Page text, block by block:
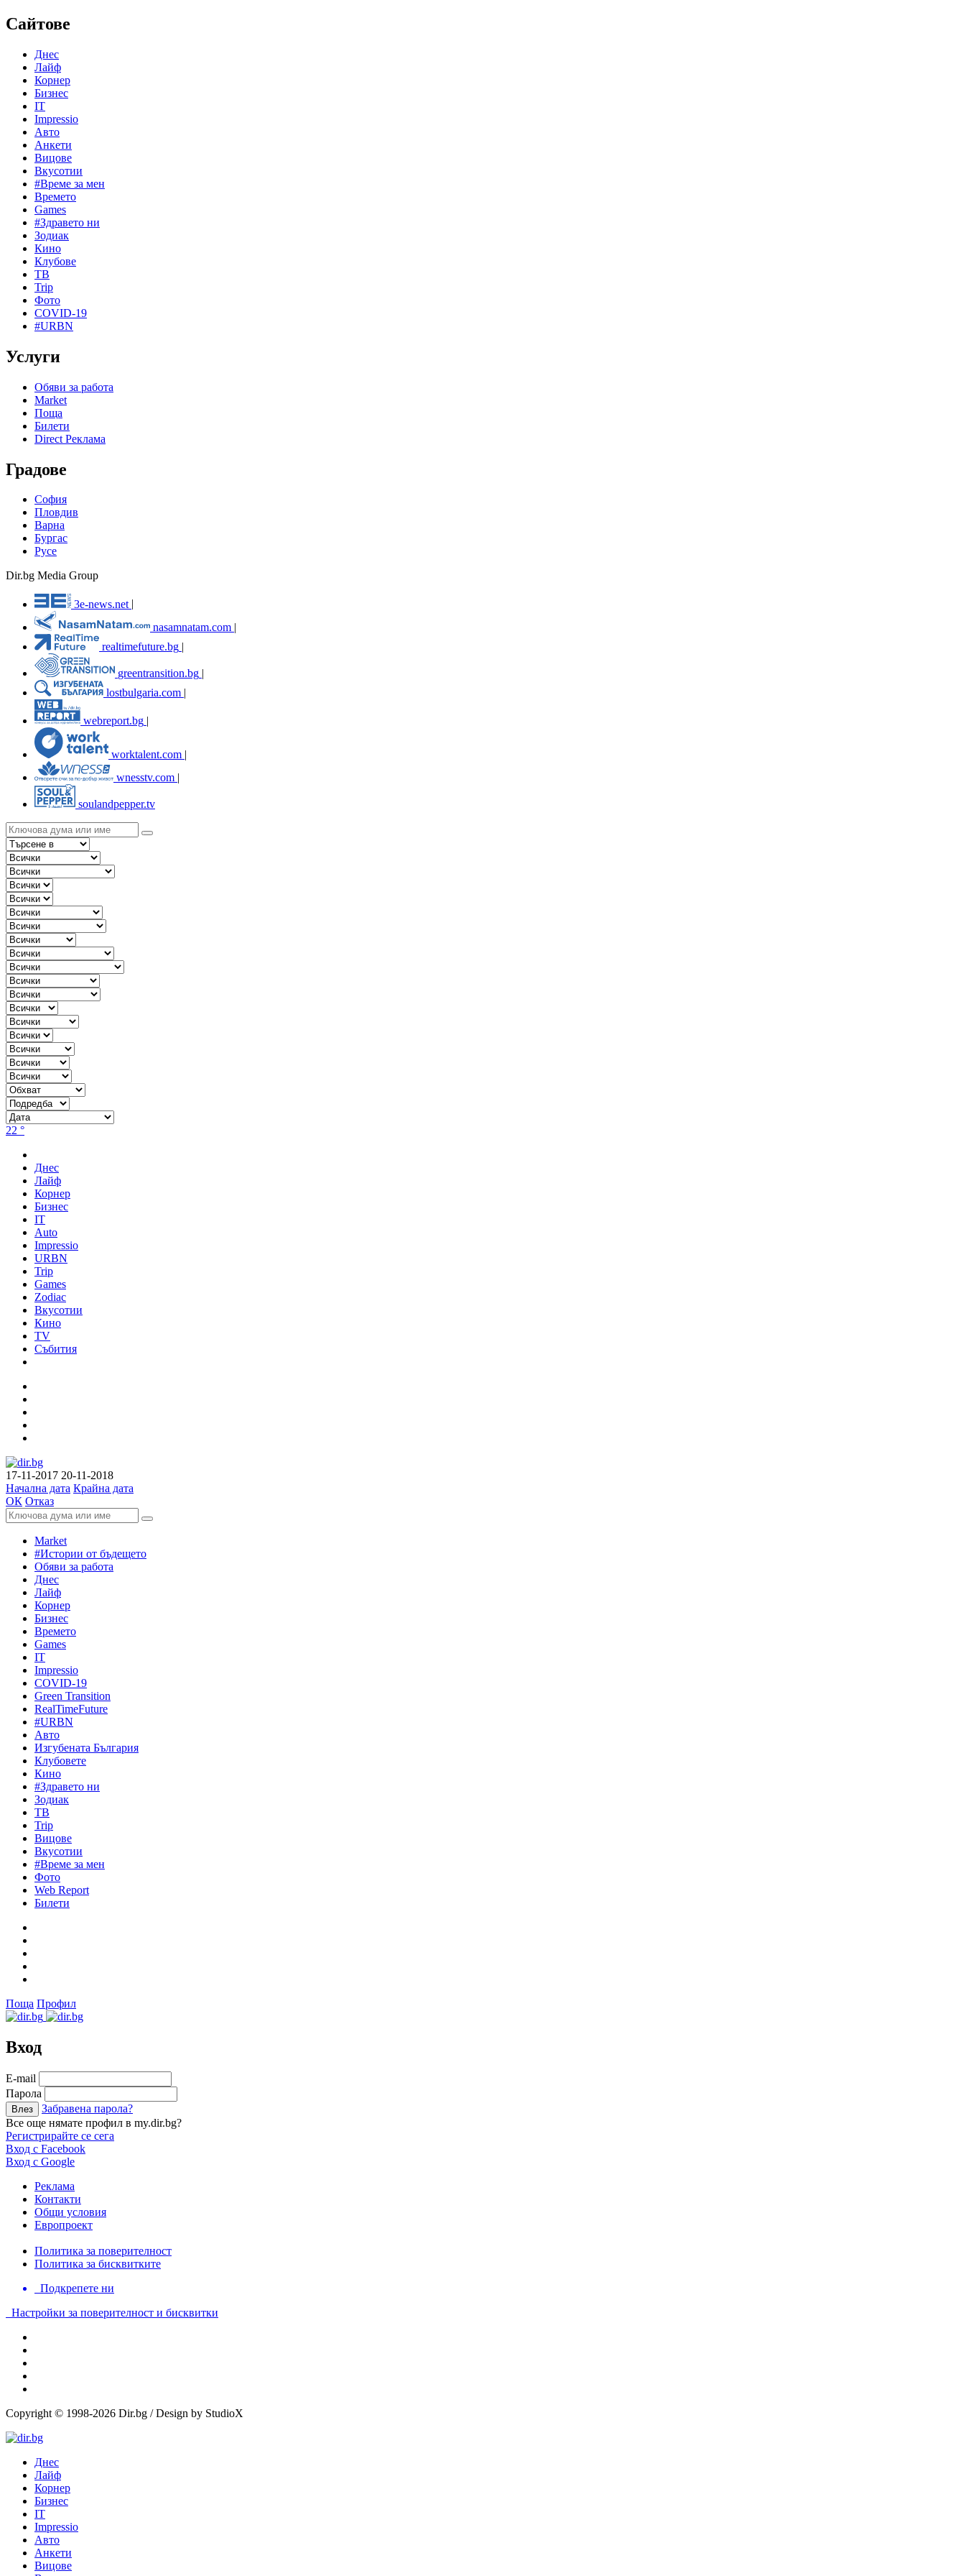
Сайтове
Днес
Лайф
Корнер
Бизнес
IT
Impressio
Авто
Анкети
Вицове
Вкусотии
#Време за мен
Времето
Games
#Здравето ни
Зодиак
Кино
Клубове
ТВ
Trip
Фото
COVID-19
#URBN
Услуги
Обяви за работа
Market
Поща
Билети
Direct Реклама
Градове
София
Пловдив
Варна
Бургас
Русе
Dir.bg Media Group
3e-news.net
nasamnatam.com |
realtimefuture.bg |
greentransition.bg |
lostbulgaria.com |
webreport.bg
worktalent.com |
wnesstv.com |
soulandpepper.tv
22 °
Днес
Лайф
Корнер
Бизнес
IT
Auto
Impressio
URBN
Trip
Games
Zodiac
Вкусотии
Кино
TV
Събития
17-11-2017 20-11-2018
Начална дата Крайна дата
ОК Отказ
Market
#Истории от бъдещето
Обяви за работа
Днес
Лайф
Корнер
Бизнес
Времето
Games
IT
Impressio
COVID-19
Green Transition
RealTimeFuture
#URBN
Авто
Изгубената България
Клубовете
Кино
#Здравето ни
Зодиак
ТВ
Trip
Вицове
Вкусотии
#Време за мен
Фото
Web Report
Билети
Поща Профил
Вход
Е-mail
Парола
Забравена парола?
Все още нямате профил в my.dir.bg?
Регистрирайте се сега
Вход с Facebook
Вход с Google
Реклама
Контакти
Общи условия
Европроект
Политика за поверителност
Политика за бисквитките
Подкрепете ни
Настройки за поверителност и бисквитки
Copyright © 1998-2026 Dir.bg / Design by StudioX
Днес
Лайф
Корнер
Бизнес
IT
Impressio
Авто
Анкети
Вицове